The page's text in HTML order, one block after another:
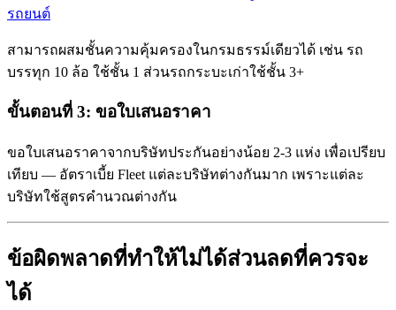
รถยนต์
สามารถผสมชั้นความคุ้มครองในกรมธรรม์เดียวได้ เช่น รถ
บรรทุก 10 ล้อ ใช้ชั้น 1 ส่วนรถกระบะเก่าใช้ชั้น 3+
ขั้นตอนที่ 3: ขอใบเสนอราคา
ขอใบเสนอราคาจากบริษัทประกันอย่างน้อย 2-3 แห่ง เพื่อเปรียบ
เทียบ — อัตราเบี้ย Fleet แต่ละบริษัทต่างกันมาก เพราะแต่ละ
บริษัทใช้สูตรคำนวณต่างกัน
ข้อผิดพลาดที่ทำให้ไม่ได้ส่วนลดที่ควรจะ
ได้